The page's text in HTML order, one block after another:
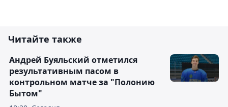
Читайте также
Андрей Буяльский отметился
результативным пасом в
контрольном матче за "Полонию
Бытом"